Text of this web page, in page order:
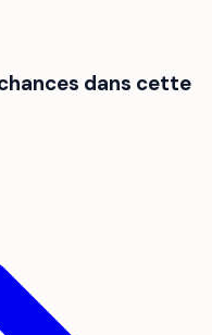
dans cette